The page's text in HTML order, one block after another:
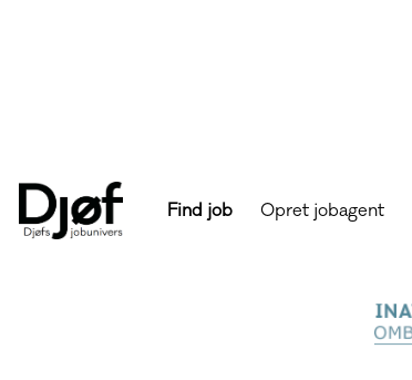
Find job Opret jobagent